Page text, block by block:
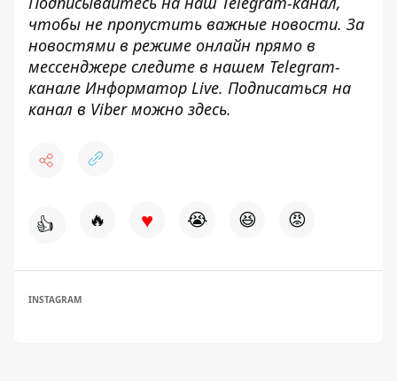
чтобы не пропустить важные новости. За
новостями в режиме онлайн прямо в
мессенджере следите в нашем Telegram-
канале Информатор Live. Подписаться на
канал в Viber можно здесь.
👍 🔥 ♥ 😭 😆 😡
INSTAGRAM